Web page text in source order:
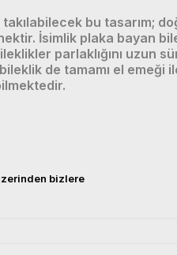
bu tasarım;
İsimlik plaka bayan
parlaklığını uzun
de tamamı el emeği
bizlere